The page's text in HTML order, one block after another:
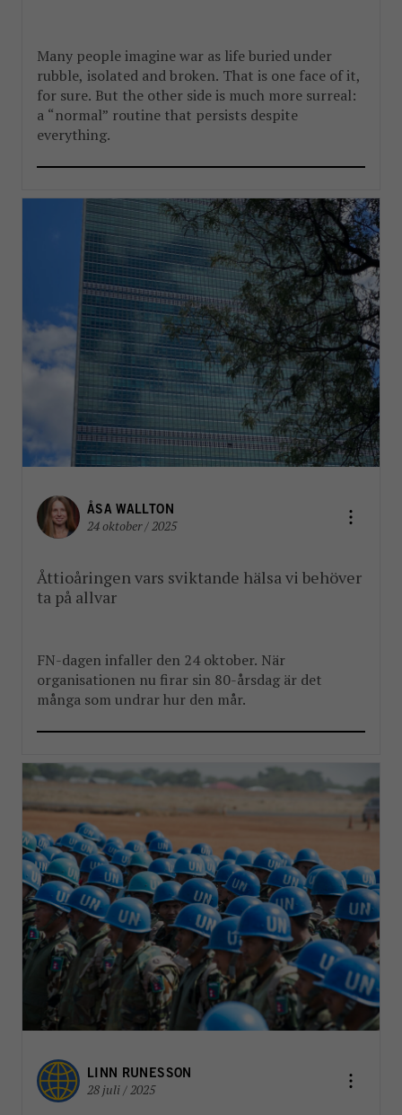
Many people imagine war as life buried under
rubble, isolated and broken. That is one face of it,
for sure. But the other side is much more surreal:
a “normal” routine that persists despite
everything.
ÅSA WALLTON
24 oktober / 2025
Åttioåringen vars sviktande hälsa vi behöver
ta på allvar
FN-dagen infaller den 24 oktober. När
organisationen nu firar sin 80-årsdag är det
många som undrar hur den mår.
LINN RUNESSON
28 juli / 2025